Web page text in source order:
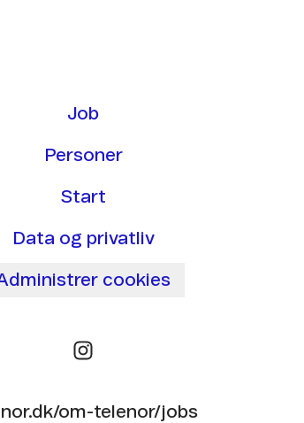
Job
Personer
Start
Data og privatliv
cookies
om-telenor/jobs